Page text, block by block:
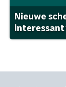
Nieuwe
interessant